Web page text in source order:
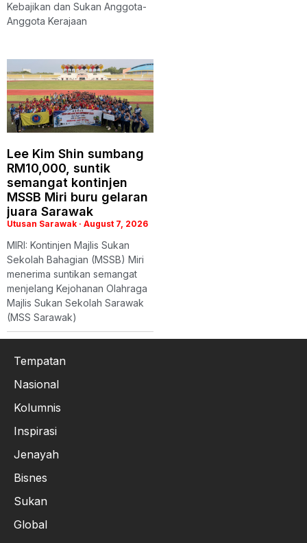
Kebajikan dan Sukan Anggota-
Anggota Kerajaan
Lee Kim Shin sumbang
RM10,000, suntik
semangat kontinjen
MSSB Miri buru gelaran
juara Sarawak
Utusan Sarawak August 7, 2026
MIRI: Kontinjen Majlis Sukan
Sekolah Bahagian (MSSB) Miri
menerima suntikan semangat
menjelang Kejohanan Olahraga
Majlis Sukan Sekolah Sarawak
(MSS Sarawak)
Tempatan
Nasional
Kolumnis
Inspirasi
Jenayah
Bisnes
Sukan
Global